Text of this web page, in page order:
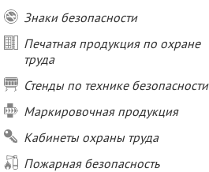
Знаки безопасности
Печатная продукция по охране
труда
Стенды по технике безопасности
Маркировочная продукция
Кабинеты охраны труда
Пожарная безопасность